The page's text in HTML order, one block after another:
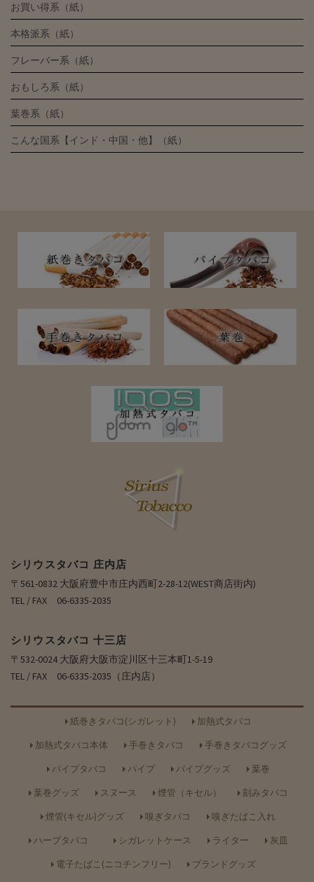
お買い得系（紙）
本格派系（紙）
フレーバー系（紙）
おもしろ系（紙）
葉巻系（紙）
こんな国系【インド・中国・他】（紙）
シリウスタバコ 庄内店
〒561-0832 大阪府豊中市庄内西町2-28-12(WEST商店街内)
TEL / FAX 06-6335-2035
シリウスタバコ 十三店
〒532-0024 大阪府大阪市淀川区十三本町1-5-19
TEL / FAX 06-6335-2035（庄内店）
紙巻きタバコ(シガレット)
加熱式タバコ
加熱式タバコ本体
手巻きタバコ
手巻きタバコグッズ
パイプタバコ
パイプ パイプグッズ
葉巻
葉巻グッズ
スヌース 煙管（キセル）
刻みタバコ
煙管(キセル)グッズ
嗅ぎタバコ
嗅ぎたばこ入れ
ハーブタバコ
シガレットケース ライター
灰皿
電子たばこ(ニコチンフリー)
ブランドグッズ